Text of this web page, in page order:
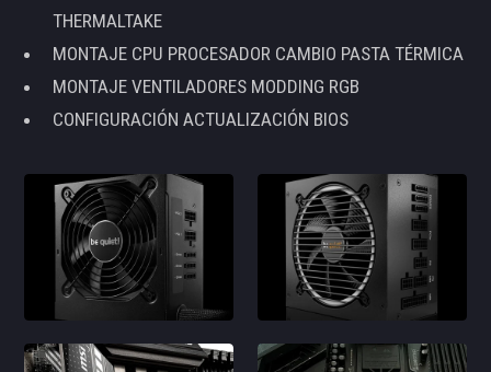
THERMALTAKE
MONTAJE CPU PROCESADOR CAMBIO PASTA TÉRMICA
MONTAJE VENTILADORES MODDING RGB
CONFIGURACIÓN ACTUALIZACIÓN BIOS